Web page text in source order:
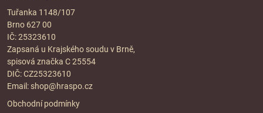
Tuřanka 1148/107
Brno 627 00
IČ: 25323610
Zapsaná u Krajského soudu v Brně,
spisová značka C 25554
DIČ: CZ25323610
Email: shop@hraspo.cz
Obchodní podmínky